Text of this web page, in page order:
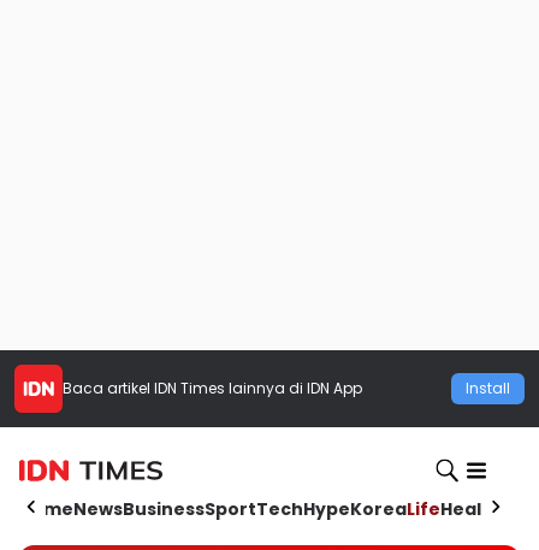
Baca artikel IDN Times lainnya di IDN App Install
HomeNewsBusinessSportTechHypeKoreaLifeHealth